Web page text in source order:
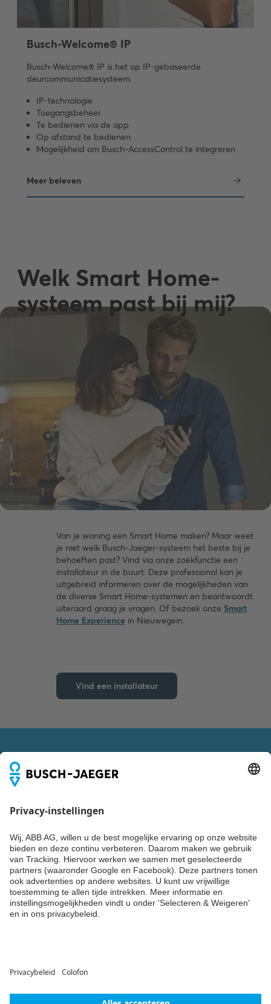
Busch-Welcome® IP
Busch-Welcome® IP is het op IP-gebaseerde
deurcommunicatiesysteem.
IP-technologie
Toegangsbeheer
Te bedienen via de app
Op afstand te bedienen
Mogelijkheid om Busch-AccessControl te integreren
Meer beleven
Welk Smart Home-
systeem past bij mij?
Van je woning een Smart Home maken? Maar weet
je niet welk Busch-Jaeger-systeem het beste bij je
behoeften past? Vind via onze zoekfunctie een
installateur in de buurt. Deze professional kan je
uitgebreid informeren over de mogelijkheden van
de diverse Smart Home-systemen en beantwoordt
uiteraard graag je vragen. Of bezoek onze Smart
Home Experience in Nieuwegein.
Vind een installateur
Blijf up-to-date
Niks missen over trends, events en de nieuwste producten,
systemen en diensten van Busch-Jaeger? Laat dan nu je
gegevens achter en ontvang tweemaandelijks Building
Update of een van de andere nieuwsbrieven van ABB.